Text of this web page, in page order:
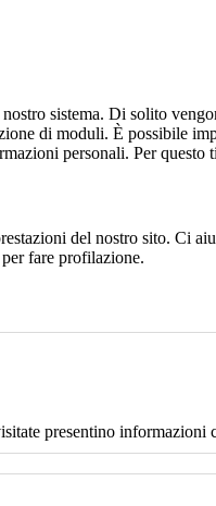
sistema. Di solito
di moduli. È possibile
personali. Per
del nostro sito. Ci
fare profilazione.
presentino informazioni